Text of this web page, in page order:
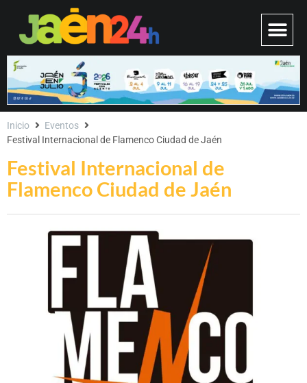
Festival Internacional de
Flamenco Ciudad de Jaén
Inicio
Eventos
Festival Internacional de Flamenco Ciudad de Jaén